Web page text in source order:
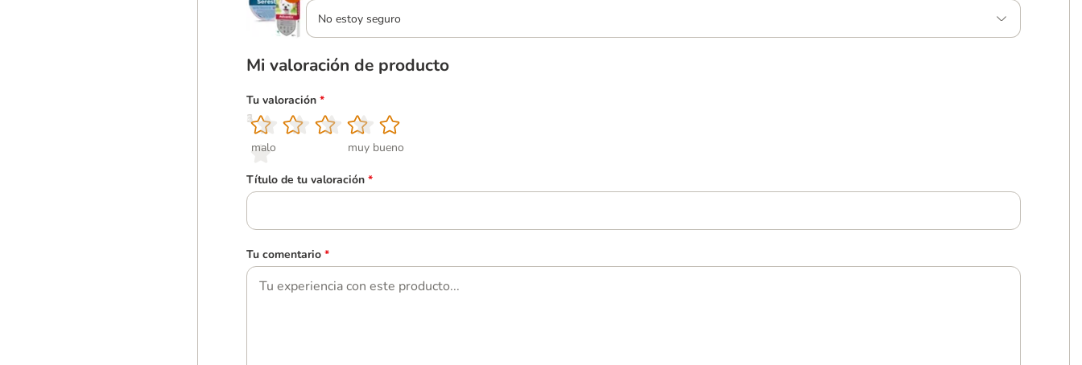
No estoy seguro
Mi valoración de producto
Tu valoración *
1
malo
2
3
4
5
muy bueno
Título de tu valoración *
Tu comentario *